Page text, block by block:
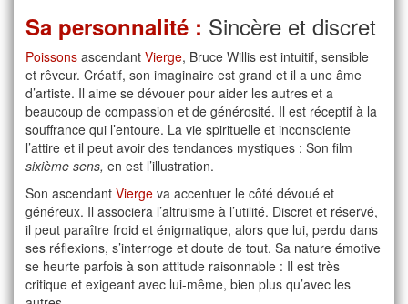
Sa personnalité : Sincère et discret
Poissons ascendant Vierge, Bruce Willis est intuitif, sensible
et rêveur. Créatif, son imaginaire est grand et il a une âme
d’artiste. Il aime se dévouer pour aider les autres et a
beaucoup de compassion et de générosité. Il est réceptif à la
souffrance qui l’entoure. La vie spirituelle et inconsciente
l’attire et il peut avoir des tendances mystiques : Son film
sixième sens, en est l’illustration.
Son ascendant Vierge va accentuer le côté dévoué et
généreux. Il associera l’altruisme à l’utilité. Discret et réservé,
il peut paraître froid et énigmatique, alors que lui, perdu dans
ses réflexions, s’interroge et doute de tout. Sa nature émotive
se heurte parfois à son attitude raisonnable : Il est très
critique et exigeant avec lui-même, bien plus qu’avec les